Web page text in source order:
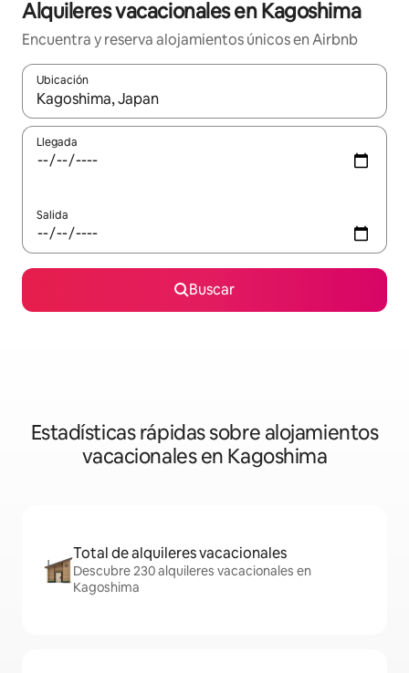
Alquileres vacacionales en Kagoshima
Encuentra y reserva alojamientos únicos en Airbnb
Ubicación
Cuando los resultados estén disponibles, navega con las
Llegada
Salida
Buscar
Estadísticas rápidas sobre alojamientos
vacacionales en Kagoshima
Total de alquileres vacacionales
Descubre 230 alquileres vacacionales en
Kagoshima